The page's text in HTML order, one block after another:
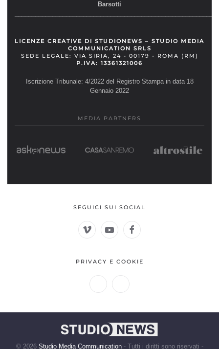
Barsotti
LICENZE CREATIVE DI STUDIONEWS – STUDIO MEDIA
COMMUNICATION SRLS
SEDE LEGALE: VIA SIRIA, 24 - 00179 - ROMA (RM)
P.IVA: 13361321006
Iscrizione Tribunale: 4/2022 del Registro Stampa in data 18
Gennaio 2022
MEDIA PARTNERS
SEGUICI SUI SOCIAL
PRIVACY E COOKIE
© 2026 Studio Media Communication- Tutti i diritti sono riservati -